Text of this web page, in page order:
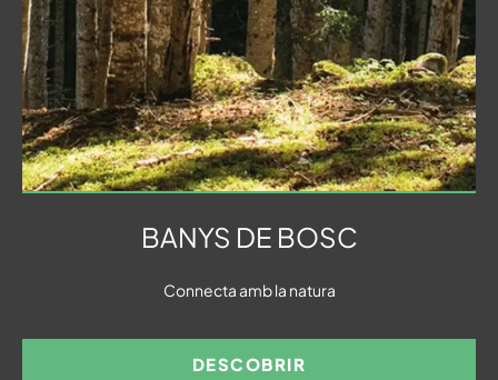
BANYS DE BOSC
Connecta amb la natura
DESCOBRIR